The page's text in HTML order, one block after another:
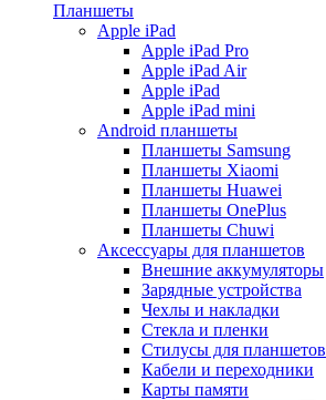
Планшеты
Apple iPad
Apple iPad Pro
Apple iPad Air
Apple iPad
Apple iPad mini
Android планшеты
Планшеты Samsung
Планшеты Xiaomi
Планшеты Huawei
Планшеты OnePlus
Планшеты Chuwi
Аксессуары для планшетов
Внешние аккумуляторы
Зарядные устройства
Чехлы и накладки
Стекла и пленки
Стилусы для планшетов
Кабели и переходники
Карты памяти